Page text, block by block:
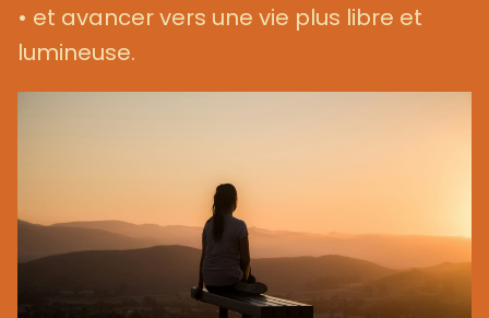
• et avancer vers une vie plus libre et
lumineuse.